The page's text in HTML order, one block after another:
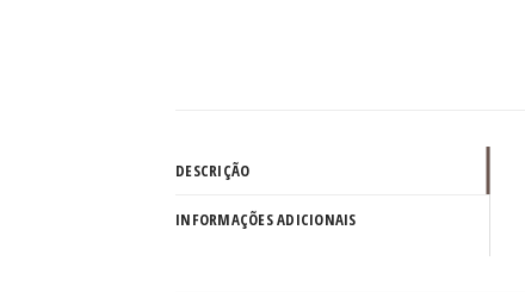
DESCRIÇÃO
INFORMAÇÕES ADICIONAIS